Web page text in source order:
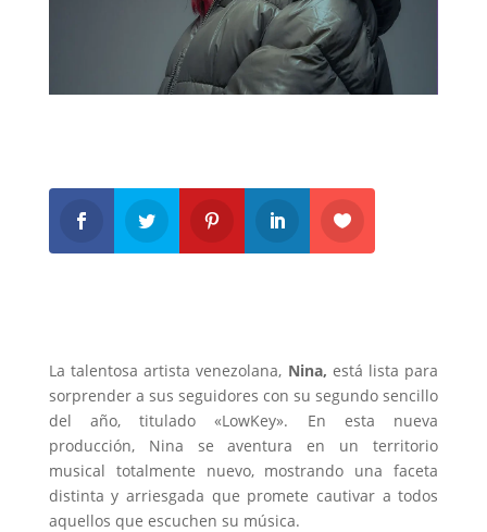
La talentosa artista venezolana, Nina, está lista para
sorprender a sus seguidores con su segundo sencillo
del año, titulado «LowKey». En esta nueva
producción, Nina se aventura en un territorio
musical totalmente nuevo, mostrando una faceta
distinta y arriesgada que promete cautivar a todos
aquellos que escuchen su música.